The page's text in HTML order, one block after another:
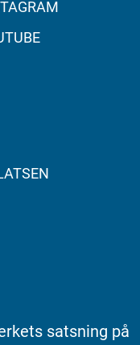
satsning på